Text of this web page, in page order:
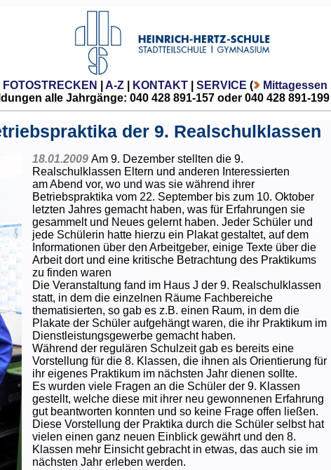
FOTOSTRECKEN A-Z| KONTAKT| SERVICE ( Mittagessen
alle Jahrgänge: 040 428 891-157 oder 040 428 891-199
der 9. Realschulklassen
18.01.2009 Am 9. Dezember stellten die 9.
Realschulklassen Eltern und anderen Interessierten
am Abend vor, wo und was sie während ihrer
Betriebspraktika vom 22. September bis zum 10. Oktober
letzten Jahres gemacht haben, was für Erfahrungen sie
gesammelt und Neues gelernt haben. Jeder Schüler und
jede Schülerin hatte hierzu ein Plakat gestaltet, auf dem
Informationen über den Arbeitgeber, einige Texte über die
Arbeit dort und eine kritische Betrachtung des Praktikums
zu finden waren
Die Veranstaltung fand im Haus J der 9. Realschulklassen
statt, in dem die einzelnen Räume Fachbereiche
thematisierten, so gab es z.B. einen Raum, in dem die
Plakate der Schüler aufgehängt waren, die ihr Praktikum im
Dienstleistungsgewerbe gemacht haben.
Während der regulären Schulzeit gab es bereits eine
Vorstellung für die 8. Klassen, die ihnen als Orientierung für
ihr eigenes Praktikum im nächsten Jahr dienen sollte.
Es wurden viele Fragen an die Schüler der 9. Klassen
gestellt, welche diese mit ihrer neu gewonnenen Erfahrung
gut beantworten konnten und so keine Frage offen ließen.
Diese Vorstellung der Praktika durch die Schüler selbst hat
vielen einen ganz neuen Einblick gewährt und den 8.
Klassen mehr Einsicht gebracht in etwas, das auch sie im
nächsten Jahr erleben werden.